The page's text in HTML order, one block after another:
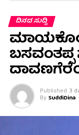
ದಿನದ ಸುದ್ದಿ
Published 3
By SuddiDina